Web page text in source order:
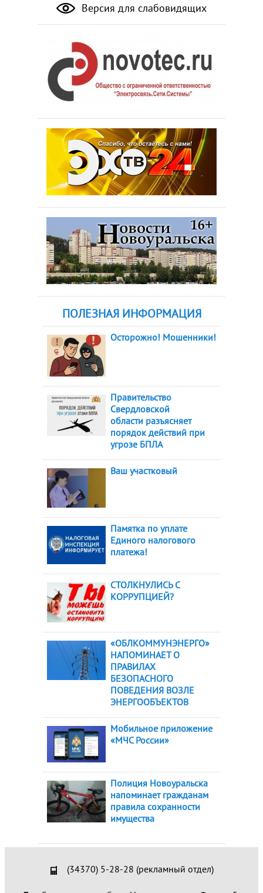
Версия для слабовидящих
ПОЛЕЗНАЯ ИНФОРМАЦИЯ
Осторожно! Мошенники!
Правительство
Свердловской
области разъясняет
порядок действий при
угрозе БПЛА
Ваш участковый
Памятка по уплате
Единого налогового
платежа!
СТОЛКНУЛИСЬ С
КОРРУПЦИЕЙ?
«ОБЛКОММУНЭНЕРГО»
НАПОМИНАЕТ О
ПРАВИЛАХ
БЕЗОПАСНОГО
ПОВЕДЕНИЯ ВОЗЛЕ
ЭНЕРГООБЪЕКТОВ
Мобильное приложение
«МЧС России»
Полиция Новоуральска
напоминает гражданам
правила сохранности
имущества
(34370) 5-28-28 (рекламный отдел)